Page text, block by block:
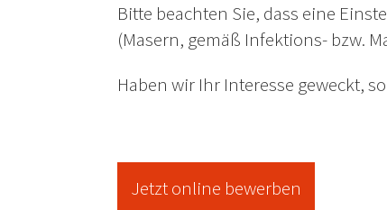
Bitte beachten Sie, dass eine
(Masern, gemäß Infektions- bzw.
Haben wir Ihr Interesse geweckt,
Jetzt online bewerben